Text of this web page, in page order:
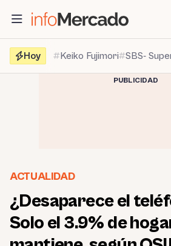
contenido
Hoy
Keiko Fujimori SBS-
PUBLICIDAD
ACTUALIDAD
¿Desaparece el
Solo el 3.9% de